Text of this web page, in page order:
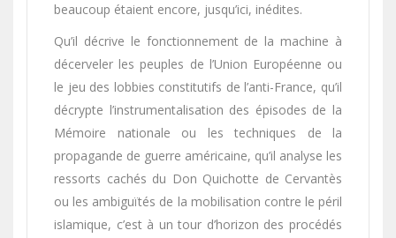
beaucoup étaient encore, jusqu’ici, inédites.
Qu’il décrive le fonctionnement de la machine à
décerveler les peuples de l’Union Européenne ou
le jeu des lobbies constitutifs de l’anti-France, qu’il
décrypte l’instrumentalisation des épisodes de la
Mémoire nationale ou les techniques de la
propagande de guerre américaine, qu’il analyse les
ressorts cachés du Don Quichotte de Cervantès
ou les ambiguïtés de la mobilisation contre le péril
islamique, c’est à un tour d’horizon des procédés